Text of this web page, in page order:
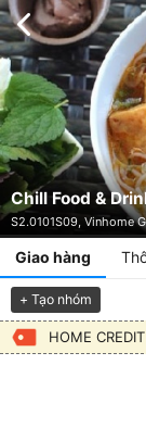
Giao hàng
+ Tạo nhóm
HOME